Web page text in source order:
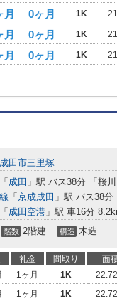
月 0ヶ月 1K
月 0ヶ月 1K
月 0ヶ月 1K
成田市三里塚
「 成田 」駅 バス38分 「桜
「 京成成田 」駅 バス38
「 成田空港 」駅 車16分
階数 2階建 構造 木造
礼金 間取り 面
1ヶ月 1K
1ヶ月 1K